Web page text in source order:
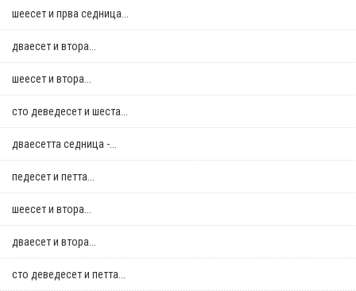
шеесет и прва седница...
дваесет и втора...
шеесет и втора...
сто деведесет и шеста...
дваесетта седница -...
педесет и петта...
шеесет и втора...
дваесет и втора...
сто деведесет и петта...